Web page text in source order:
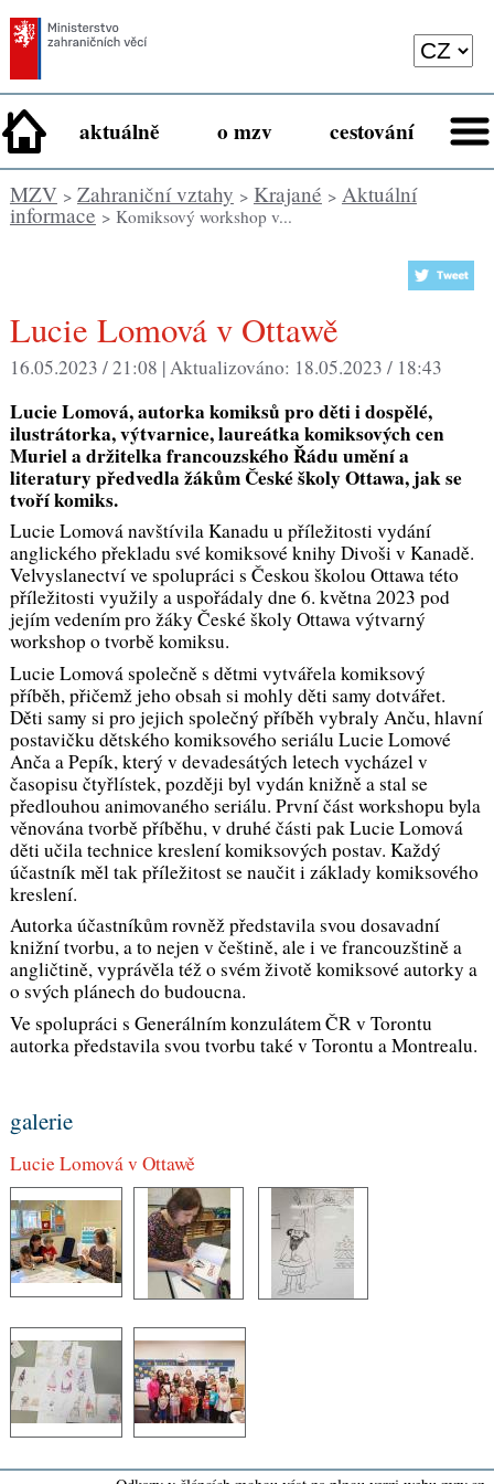
aktuálně o mzv cestování
MZV> Zahraniční vztahy > Krajané > Aktuální
informace > Komiksový workshop v...
Lucie Lomová v Ottawě
16.05.2023 / 21:08 |Aktualizováno: 18.05.2023 / 18:43
Lucie Lomová, autorka komiksů pro děti i dospělé,
ilustrátorka, výtvarnice, laureátka komiksových cen
Muriel a držitelka francouzského Řádu umění a
literatury předvedla žákům České školy Ottawa, jak se
tvoří komiks.
Lucie Lomová navštívila Kanadu u příležitosti vydání
anglického překladu své komiksové knihy Divošiv Kanadě.
Velvyslanectví ve spolupráci s Českou školou Ottawa této
příležitosti využily a uspořádaly dne 6. května 2023 pod
jejím vedením pro žáky České školy Ottawa výtvarný
workshop o tvorbě komiksu.
Lucie Lomová společně s dětmi vytvářela komiksový
příběh, přičemž jeho obsah si mohly děti samy dotvářet.
Děti samy si pro jejich společný příběh vybraly Anču, hlavní
postavičku dětského komiksového seriálu Lucie Lomové
Anča a Pepík,který v devadesátých letech vycházel v
časopisu čtyřlístek, později byl vydán knižně a stal se
předlouhou animovaného seriálu. První část workshopu byla
věnována tvorbě příběhu, v druhé části pak Lucie Lomová
děti učila technice kreslení komiksových postav. Každý
účastník měl tak příležitost se naučit i základy komiksového
kreslení.
Autorka účastníkům rovněž představila svou dosavadní
knižní tvorbu, a to nejen v češtině, ale i ve francouzštině a
angličtině, vyprávěla též o svém životě komiksové autorky a
o svých plánech do budoucna.
Ve spolupráci s Generálním konzulátem ČR v Torontu
autorka představila svou tvorbu také v Torontu a Montrealu.
galerie
Lucie Lomová v Ottawě